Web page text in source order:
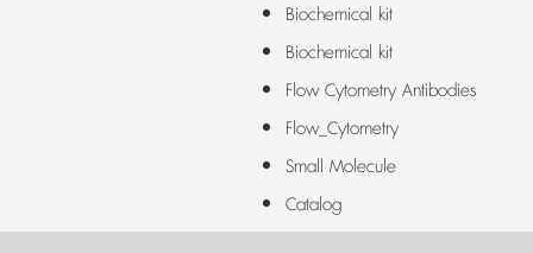
Biochemical kit
Biochemical kit
Flow Cytometry Antibodies
Flow_Cytometry
Small Molecule
Catalog